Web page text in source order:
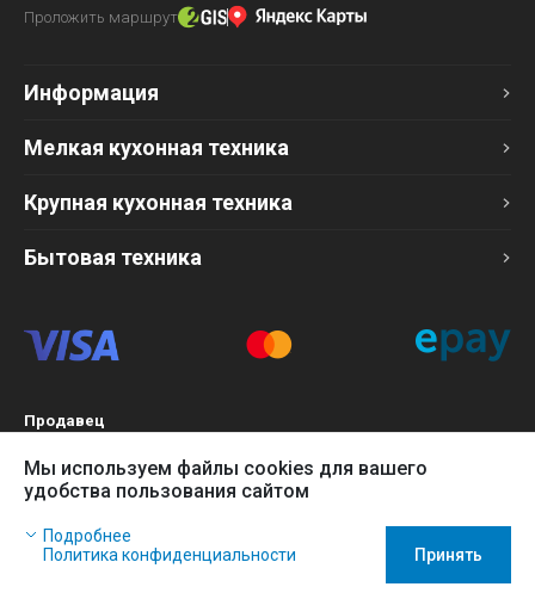
Проложить маршрут
Информация
Мелкая кухонная техника
Крупная кухонная техника
Бытовая техника
Продавец
БИН 120140015907
Более подробно см. разделОферта
Мы используем файлы cookies для вашего
удобства пользования сайтом
Наш сайт использует файлы cookies, чтобы Вы могли
заказать товар в интернет-магазине и позволяет нам
Подробнее
Политика конфиденциальности
Принять